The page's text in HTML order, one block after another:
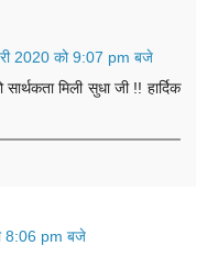
2020 को 9:07 pm बजे
मिली सुधा जी !! हार्दिक
8:06 pm बजे